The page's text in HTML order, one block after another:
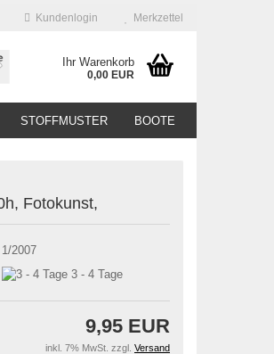
Kundenlogin Merkzettel
Ihr Warenkorb
0,00 EUR
STOFFMUSTER BOOTE
Fotokunst,
1/2007
3 - 4 Tage
9,95 EUR
inkl. 7% MwSt. zzgl. Versand